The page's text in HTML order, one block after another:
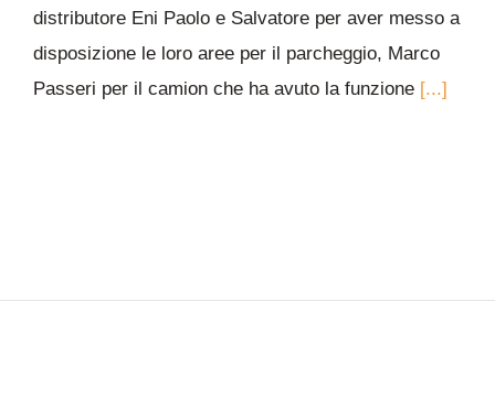
distributore Eni Paolo e Salvatore per aver messo a
disposizione le loro aree per il parcheggio, Marco
Passeri per il camion che ha avuto la funzione [...]